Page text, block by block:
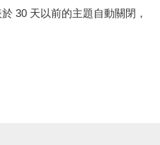
30 天以前的主題自動關閉，